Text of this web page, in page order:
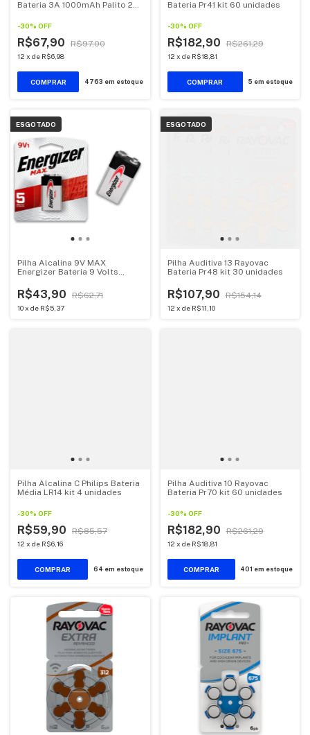
Bateria 3A 1000mAh Palito 2
-30% OFF
R$67,90 R$97,00
12 x de R$6,98
4763 em estoque
Bateria Pr41 kit 60 unidades
-30% OFF
R$182,90 R$261,29
12 x de R$18,81
5 em estoque
ESGOTADO
Pilha Alcalina 9V MAX
Energizer Bateria 9 Volts
R$43,90 R$62,71
10x de R$5,37
ESGOTADO
Pilha Auditiva 13 Rayovac
Bateria Pr48 kit 30 unidades
R$107,90 R$154,14
12 x de R$11,10
Pilha Alcalina C Philips Bateria
Média LR14 kit 4 unidades
-30% OFF
R$59,90 R$85,57
12 x de R$6,16
64 em estoque
Pilha Auditiva 10 Rayovac
Bateria Pr70 kit 60 unidades
-30% OFF
R$182,90 R$261,29
12 x de R$18,81
401 em estoque